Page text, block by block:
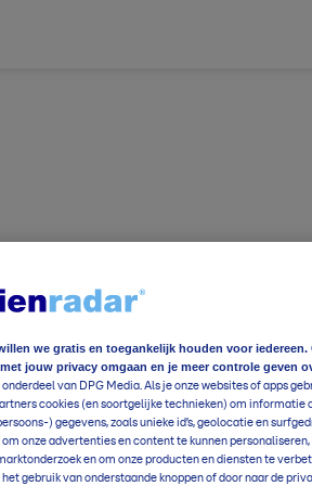
Foto en video
Foto en video
we gratis en toegankelijk houden voor
jouw privacy omgaan en je meer controle geven
onderdeel van DPG Media. Als je onze websites of apps
cookies (en soortgelijke technieken) om informatie
) gegevens, zoals unieke id’s, geolocatie en
onze advertenties en content te kunnen
en om onze producten en diensten te
gebruik van onderstaande knoppen of door naar de